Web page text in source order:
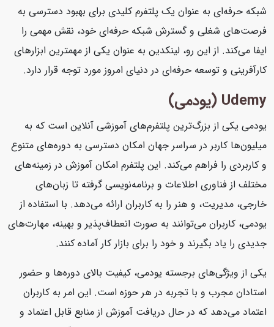
شبکه حرفه‌ای به عنوان یک پلتفرم کلیدی برای بهبود دسترسی به
فرصت‌های شغلی و گسترش شبکه حرفه‌ای خود، نقش مهمی را
ایفا می‌کند. از این رو، لینکدین به عنوان یکی از مهمترین ابزارهای
کارآفرینی و توسعه حرفه‌ای در دنیای امروز مورد توجه قرار دارد.
Udemy (یودمی)
یودمی یکی از بزرگ‌ترین پلتفرم‌های آموزشی آنلاین است که به
میلیون‌ها کاربر در سراسر جهان امکان دسترسی به دوره‌های متنوع
و کاربردی را فراهم می‌کند. این پلتفرم امکان آموزش در زمینه‌های
مختلف از فناوری اطلاعات و برنامه‌نویسی گرفته تا زبان‌های
خارجی، مدیریت، و هنر را به کاربران ارائه می‌دهد. با استفاده از
یودمی، کاربران می‌توانند به صورت انعطاف‌پذیر و بهینه، مهارت‌های
جدیدی را یاد بگیرند و خود را برای بازار کار آماده کنند.
یکی از ویژگی‌های برجسته یودمی، کیفیت بالای دوره‌ها و حضور
استادان مجرب و با تجربه در هر حوزه است. این امر به کاربران
اعتماد می‌دهد که در حال دریافت آموزش از منابع قابل اعتماد و